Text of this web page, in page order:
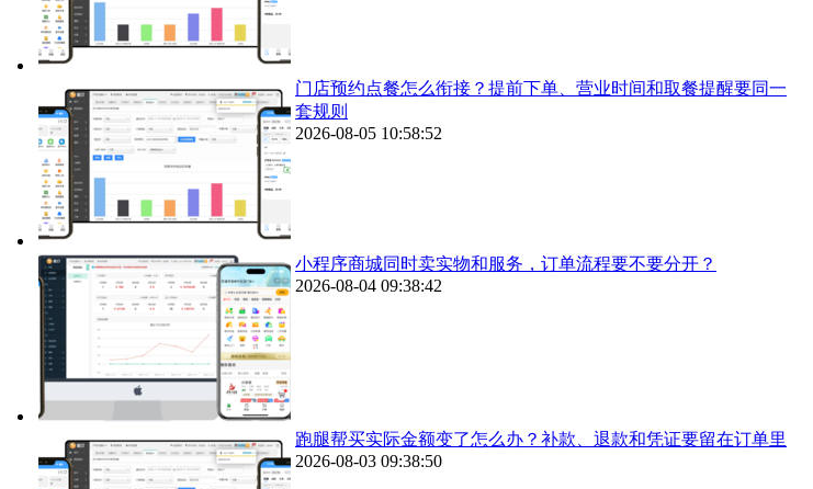
门店预约点餐怎么衔接？提前下单、营业时间和取餐提醒要同一
套规则
2026-08-05 10:58:52
小程序商城同时卖实物和服务，订单流程要不要分开？
2026-08-04 09:38:42
跑腿帮买实际金额变了怎么办？补款、退款和凭证要留在订单里
2026-08-03 09:38:50